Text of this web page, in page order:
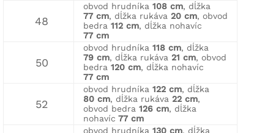
48
obvod hrudníka 108 cm, dĺžka
77 cm, dĺžka rukáva 20 cm, obvod
bedra 112 cm, dĺžka nohavíc
77 cm
50
obvod hrudníka 118 cm, dĺžka
79 cm, dĺžka rukáva 21 cm, obvod
bedra 120 cm, dĺžka nohavíc
77 cm
52
obvod hrudníka 122 cm, dĺžka
80 cm, dĺžka rukáva 22 cm,
obvod bedra 126 cm, dĺžka
nohavíc 77 cm
obvod hrudníka 130 cm, dĺžka